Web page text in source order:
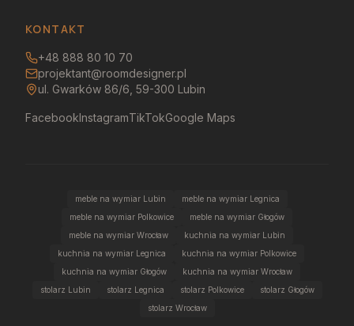
KONTAKT
+48 888 80 10 70
projektant@roomdesigner.pl
ul. Gwarków 86/6, 59-300 Lubin
FacebookInstagramTikTokGoogle Maps
meble na wymiar Lubin
meble na wymiar Legnica
meble na wymiar Polkowice
meble na wymiar Głogów
meble na wymiar Wrocław
kuchnia na wymiar Lubin
kuchnia na wymiar Legnica
kuchnia na wymiar Polkowice
kuchnia na wymiar Głogów
kuchnia na wymiar Wrocław
stolarz Lubin
stolarz Legnica stolarz Polkowice
stolarz Głogów
stolarz Wrocław